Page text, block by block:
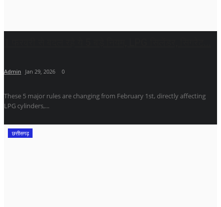
Admin Jan 29, 2026 0
These 5 major rules are changing from February 1st, directly affecting
LPG cylinders,...
छत्तीसगढ़